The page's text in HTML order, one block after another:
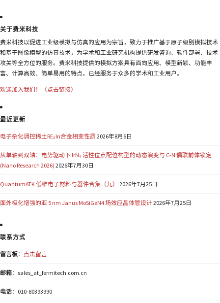
关于费米科技
费米科技以促进工业级模拟与仿真的应用为宗旨，致力于推广基于原子级别模拟技术
和基于图像模型的仿真技术，为学术和工业研究机构提供研发咨询、软件部署、技术
攻关等全方位的服务。费米科技提供的模拟方案具有面向应用、模型新颖、功能丰
富、计算高效、简单易用的特点，已经服务于众多的学术和工业用户。
欢迎加入我们！（点击链接）
最近更新
电子杂化调控稀土RE₂In合金相变性质2026年8月6日
从单轴到双轴：电势驱动下 IrN₄ 活性位点配位构型的动态演变与 C-N 偶联前体锁定
(Nano Research 2026) 2026年7月30日
QuantumATK 低维电子材料与器件合集（九） 2026年7月25日
面外极化增强的亚 5 nm Janus MoSiGeN4 场效应晶体管设计2026年7月25日
联系方式
留言板： 点击留言
邮箱：sales_at_fermitech.com.cn
电话：010-80393990